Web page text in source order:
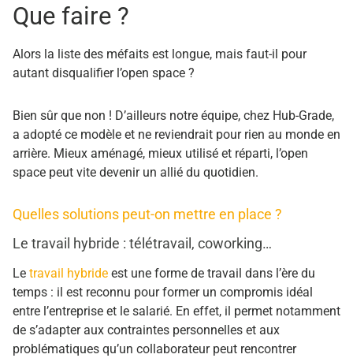
Que faire ?
Alors la liste des méfaits est longue, mais faut-il pour
autant disqualifier l’open space ?
Bien sûr que non ! D’ailleurs notre équipe, chez Hub-Grade,
a adopté ce modèle et ne reviendrait pour rien au monde en
arrière. Mieux aménagé, mieux utilisé et réparti, l’open
space peut vite devenir un allié du quotidien.
Quelles solutions peut-on mettre en place ?
Le travail hybride : télétravail, coworking…
Le travail hybride est une forme de travail dans l’ère du
temps : il est reconnu pour former un compromis idéal
entre l’entreprise et le salarié. En effet, il permet notamment
de s’adapter aux contraintes personnelles et aux
problématiques qu’un collaborateur peut rencontrer